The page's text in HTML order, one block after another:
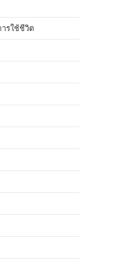
รใช้ชีวิต